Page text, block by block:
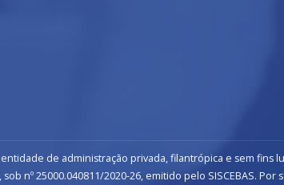
entidade de administração privada, filantrópica e sem
nº 25000.040811/2020-26, emitido pelo SISCEBAS.